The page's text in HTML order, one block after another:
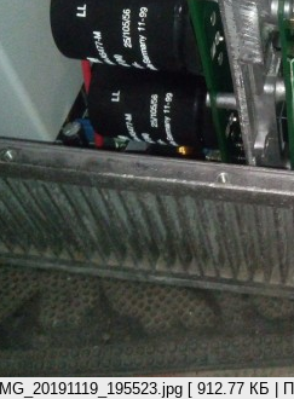
IMG_20191119_195523.jpg [ 912.77 КБ |